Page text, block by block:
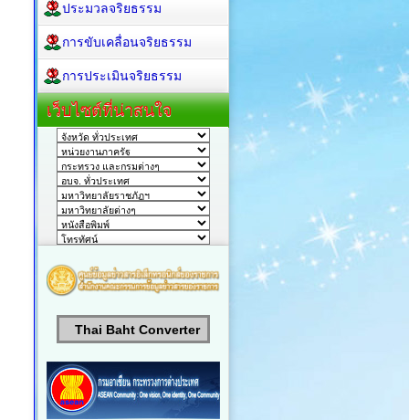
ประมวลจริยธรรม
การขับเคลื่อนจริยธรรม
การประเมินจริยธรรม
เว็บไซต์ที่น่าสนใจ
Thai Baht Converter